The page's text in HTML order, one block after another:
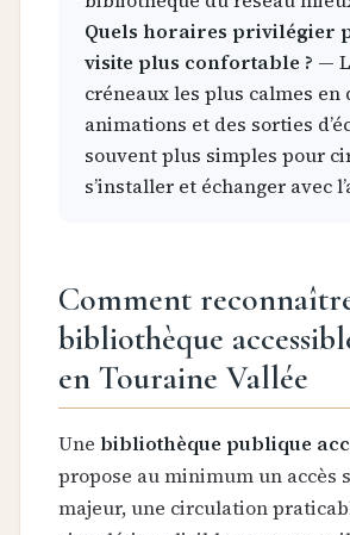
Quels horaires privilégier
visite plus confortable ? —
créneaux les plus calmes en
animations et des sorties
souvent plus simples pour
s’installer et échanger avec
Comment
bibliothèque
en Touraine Vallée
Une bibliothèque publique
propose au minimum un accès
majeur, une circulation